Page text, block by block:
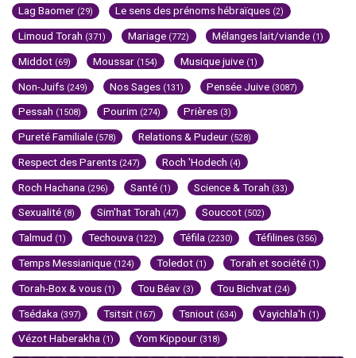
Lag Baomer (29) Le sens des prénoms hébraïques (2)
Limoud Torah (371) Mariage (772) Mélanges lait/viande (1)
Middot (69) Moussar (154) Musique juive (1)
Non-Juifs (249) Nos Sages (131) Pensée Juive (3087)
Pessah (1508) Pourim (274) Prières (3)
Pureté Familiale (578) Relations & Pudeur (528)
Respect des Parents (247) Roch 'Hodech (4)
Roch Hachana (296) Santé (1) Science & Torah (33)
Sexualité (8) Sim'hat Torah (47) Souccot (502)
Talmud (1) Techouva (122) Téfila (2230) Téfilines (356)
Temps Messianique (124) Toledot (1) Torah et société (1)
Torah-Box & vous (1) Tou Béav (3) Tou Bichvat (24)
Tsédaka (397) Tsitsit (167) Tsniout (634) Vayichla'h (1)
Vézot Haberakha (1) Yom Kippour (318)